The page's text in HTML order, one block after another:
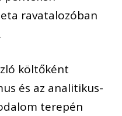
ravatalozóban
költőként
és az analitikus-
terepén